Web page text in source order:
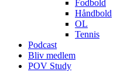
Fodbold
Håndbold
OL
Tennis
Podcast
Bliv medlem
POV Study